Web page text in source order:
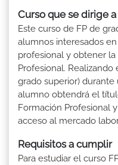
Curso que se dirige a
Este curso de FP de
alumnos interesados
profesional y obtener
Profesional.
grado superior)
alumno obtendrá el
Formación Profesional
acceso al mercado
Requisitos a cumplir
Para estudiar el curso